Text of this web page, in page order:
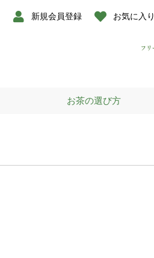
新規会員登録 お気に入り
お茶の選び方